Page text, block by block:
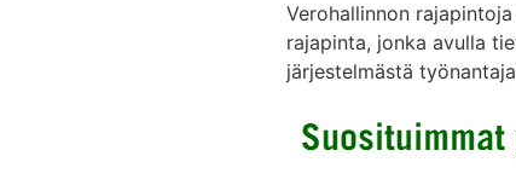
Verohallinnon
rajapinta, jonka avulla
järjestelmästä